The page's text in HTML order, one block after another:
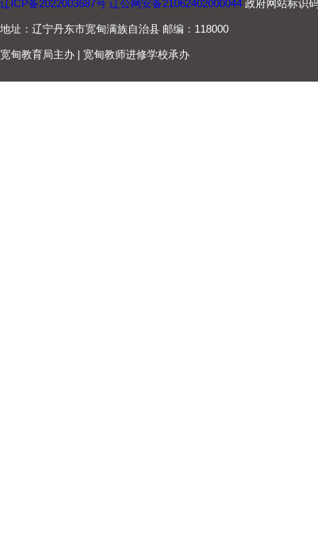
辽ICP备2022003687号 辽公网安备21062402000044 政府网站标识
地址：辽宁丹东市宽甸满族自治县 邮编：118000
宽甸教育局主办 | 宽甸教师进修学校承办